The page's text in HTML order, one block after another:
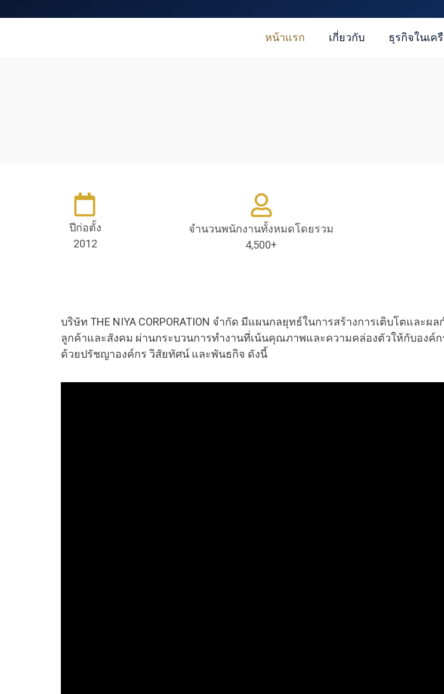
หน้าแรก เกี่ยวกับ ธุรกิจในเค
ปีก่อตั้ง
2012
จำนวนพนักงานทั้งหมดโดยรวม
4,500+
บริษัท THE NIYA CORPORATION จำกัด มีแผนกลยุทธ์ในการสร้างการเติบโตแล
ลูกค้าและสังคม ผ่านกระบวนการทำงานที่เน้นคุณภาพและความคล่องตัวให้กับอง
ด้วยปรัชญาองค์กร วิสัยทัศน์ และพันธกิจ ดังนี้